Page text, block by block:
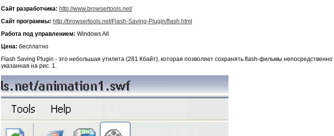
Сайт разработчика: http://www.browsertools.net/
Сайт программы: http://browsertools.net/Flash-Saving-Plugin/flash.html
Работа под управлением: Windows All
Цена: бесплатно
Flash Saving Plugin - это небольшая утилита (281 Кбайт), которая позволяет сохранять flash-фильмы
указанная на рис. 1.